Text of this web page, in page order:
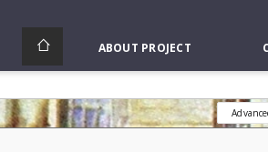
ABOUT PROJECT